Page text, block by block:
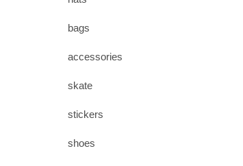
bags
accessories
skate
stickers
shoes